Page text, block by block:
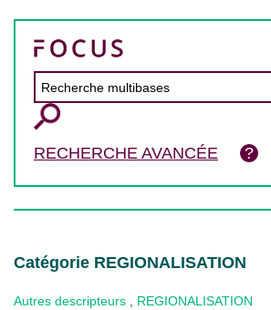
RECHERCHE AVANCÉE
Catégorie REGIONALISATION
Autres descripteurs REGIONALISATION